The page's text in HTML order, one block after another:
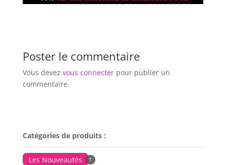
Poster le commentaire
Vous devez vous connecterpour publier un
commentaire.
Catégories de produits :
Les Nouveautés 7